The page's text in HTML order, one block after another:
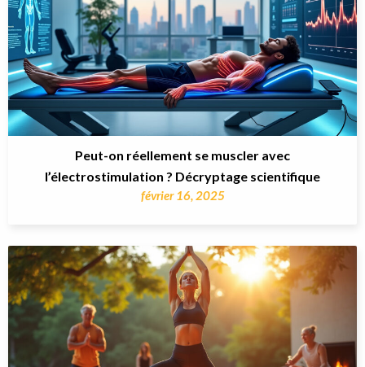
Peut-on réellement se muscler avec
l’électrostimulation ? Décryptage scientifique
février 16, 2025